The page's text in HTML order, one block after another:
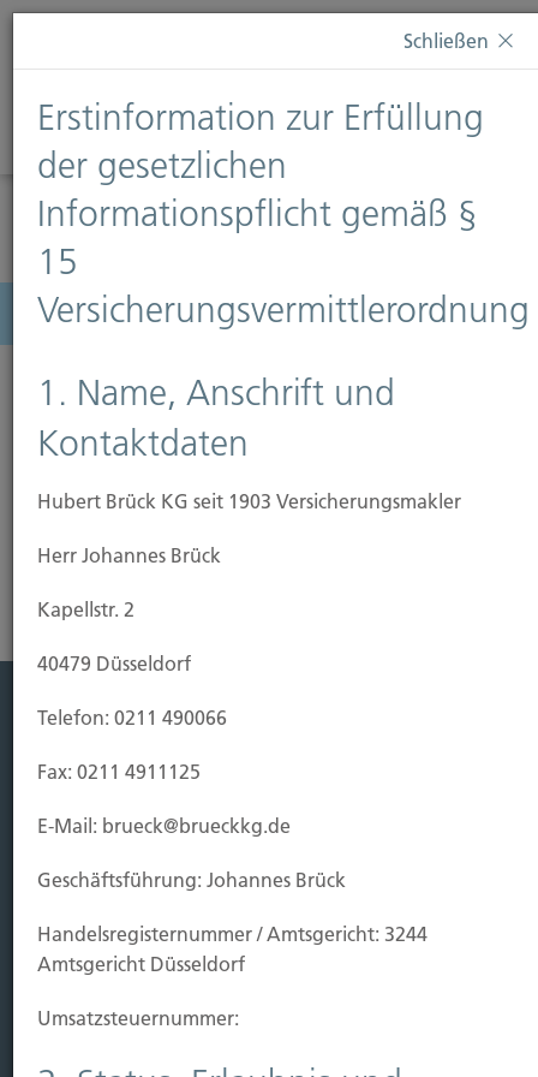
Diese Webseite verwendet Cookies. Wenn Sie weiterhin
Informationen finden Sie auf unserer SeiteDatenschutz
Diese Nachricht nicht erneut anzeigen
Menü
Leben
Vorsorgen
Kauf Grundstück
Baubeginn
Schaden
Schließen
Erstinformation zur Erfüllung
der gesetzlichen
Informationspflicht gemäß §
15
Versicherungsvermittlerordnung
1. Name, Anschrift und
Kontaktdaten
Hubert Brück KG seit 1903 Versicherungsmakler
Herr Johannes Brück
Kapellstr. 2
40479 Düsseldorf
Telefon: 0211 490066
Fax: 0211 4911125
E-Mail: brueck@brueckkg.de
Geschäftsführung: Johannes Brück
Handels­registernummer / Amtsgericht: 3244
Amtsgericht Düsseldorf
Umsatzsteuer­nummer: